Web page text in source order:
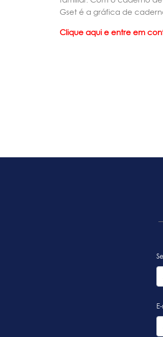
Gset é a gráfica de
Clique aqui e entre em